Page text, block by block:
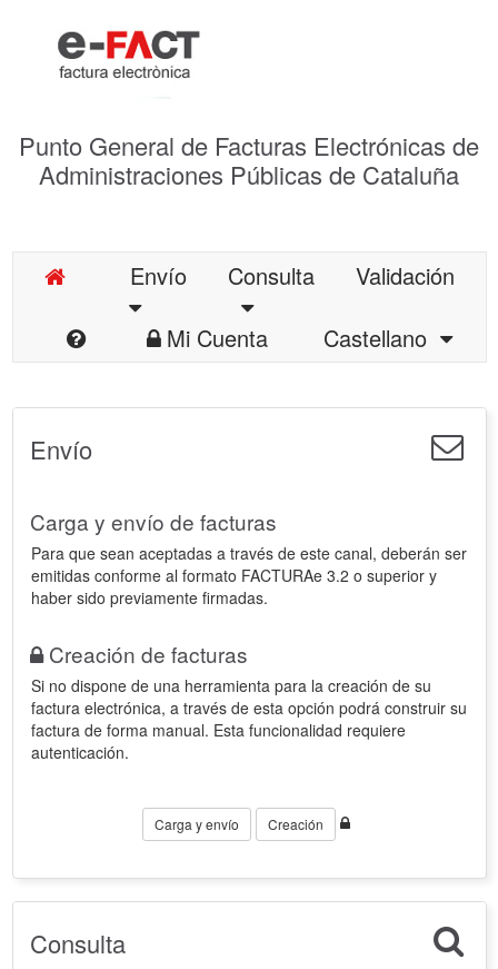
Punto General de Facturas Electrónicas de
Administraciones Públicas de Cataluña
Envío Consulta
Validación
Mi Cuenta
Castellano
Envío
Carga y envío de facturas
Para que sean aceptadas a través de este canal, deberán ser
emitidas conforme al formato FACTURAe 3.2 o superior y
haber sido previamente firmadas.
Creación de facturas
Si no dispone de una herramienta para la creación de su
factura electrónica, a través de esta opción podrá construir su
factura de forma manual. Esta funcionalidad requiere
autenticación.
Carga y envío Creación
Consulta